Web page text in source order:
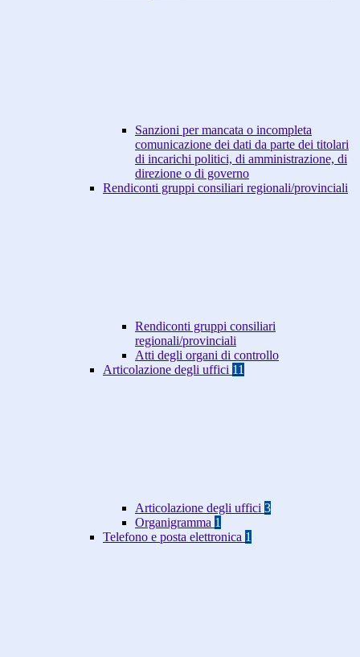
Sanzioni per mancata o incompleta
comunicazione dei dati da parte dei titolari
di incarichi politici, di amministrazione, di
direzione o di governo
Rendiconti gruppi consiliari regionali/provinciali
Rendiconti gruppi consiliari
regionali/provinciali
Atti degli organi di controllo
Articolazione degli uffici 11
Articolazione degli uffici 3
Organigramma 1
Telefono e posta elettronica 1